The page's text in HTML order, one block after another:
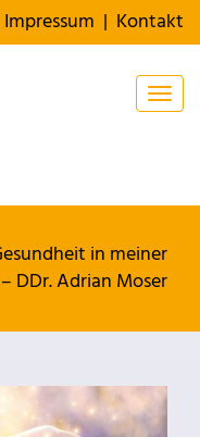
Impressum | Kontakt
in meiner
DDr. Adrian Moser